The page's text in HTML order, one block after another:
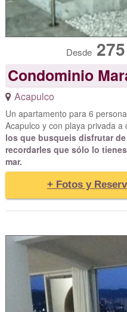
Desde
Condominio
Acapulco
Un apartamento para 6
Acapulco y con playa privada a
los que busqueis disfrutar
recordarles que sólo lo
mar.
+ Fotos y